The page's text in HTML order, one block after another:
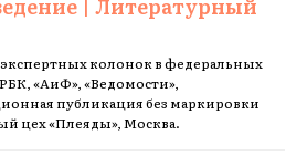
| Литературный
колонок в федеральных
«АиФ», «Ведомости»,
публикация без маркировки
цех «Плеяды», Москва.